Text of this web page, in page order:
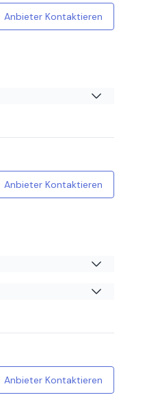
Anbieter Kontaktieren
Anbieter Kontaktieren
Anbieter Kontaktieren